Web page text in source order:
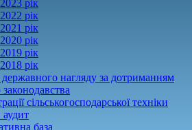
2023 рік
2022 рік
2021 рік
2020 рік
2019 рік
2018 рік
нагляду за дотриманням
законодавства
сільськогосподарської техніки
база